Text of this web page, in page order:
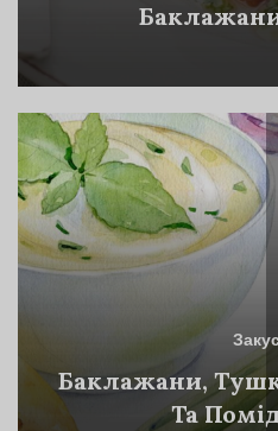
Баклажани,
Та